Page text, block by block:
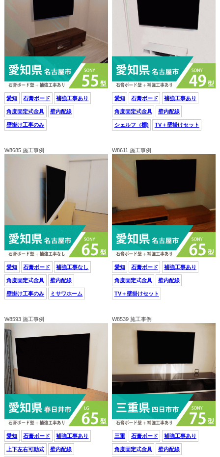
愛知 石膏ボード 補強工事あり
角度固定式金具 壁内配線
壁掛け工事のみ
愛知 石膏ボード 補強工事あり
角度固定式金具 壁内配線
シェルフ（棚) TV＋壁掛けセット
W8685 施工事例
愛知 石膏ボード 補強工事なし
角度固定式金具 壁内配線
壁掛け工事のみ ミサワホーム
W8611 施工事例
愛知 石膏ボード 補強工事あり
角度固定式金具 壁内配線
TV＋壁掛けセット
W8593 施工事例
愛知 石膏ボード 補強工事あり
上下左右可動式 壁内配線
W8539 施工事例
三重 石膏ボード 補強工事あり
角度固定式金具 壁内配線